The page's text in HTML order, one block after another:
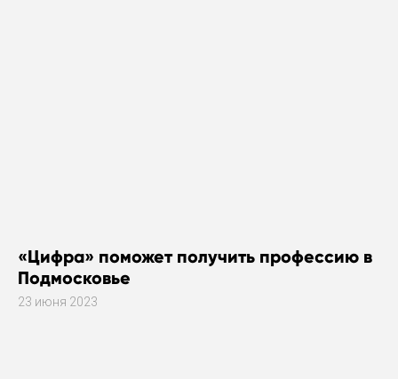
«Цифра» поможет получить профессию в
Подмосковье
23 июня 2023